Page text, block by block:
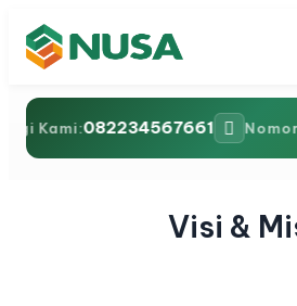
Kami:082234567661
Visi &